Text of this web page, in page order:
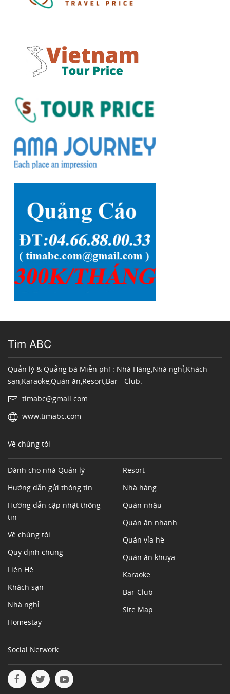
Tim ABC
Quản lý & Quảng bá Miễn phí : Nhà Hàng,Nhà nghỉ,Khách
sạn,Karaoke,Quán ăn,Resort,Bar - Club.
timabc@gmail.com
www.timabc.com
Về chúng tôi
Dành cho nhà Quản lý
Hướng dẫn gửi thông tin
Hướng dẫn cập nhật thông
tin
Về chúng tôi
Quy định chung
Liên Hệ
Khách sạn
Nhà nghỉ
Homestay
Resort
Nhà hàng
Quán nhậu
Quán ăn nhanh
Quán vỉa hè
Quán ăn khuya
Karaoke
Bar-Club
Site Map
Social Network